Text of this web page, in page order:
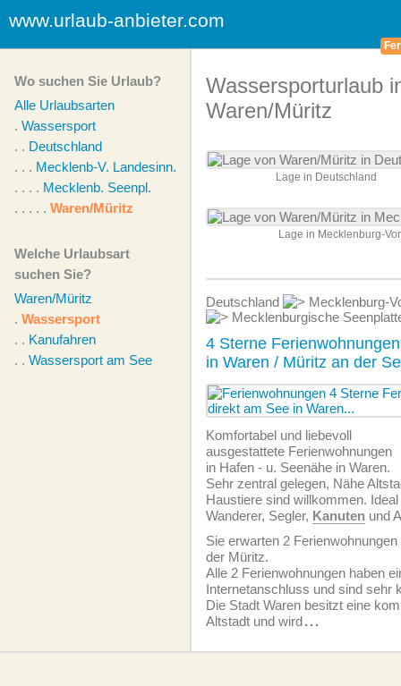
www.urlaub-anbieter.com
Wo suchen Sie Urlaub?
Alle Urlaubsarten
. Wassersport
. . Deutschland
. . . Mecklenb-V. Landesinn.
. . . . Mecklenb. Seenpl.
. . . . . Waren/Müritz
Welche Urlaubsart
suchen Sie?
Waren/Müritz
. Wassersport
. . Kanufahren
. . Wassersport am See
Wassersporturlaub
Waren/Müritz
Lage in Deutschland
Lage in Mecklenburg-
Deutschland
Mecklenburg-
Mecklenburgische
4 Sterne
in Waren / Müritz an der
Komfortabel und liebevoll
ausgestattete Ferien­wohnungen
in Hafen - u. Seenähe in Waren.
Sehr zentral gelegen, Nähe
Haustiere sind willkommen.
Wanderer, Segler, Kanuten und
Sie erwarten 2
der Müritz.
Alle 2 Ferien­wohnungen haben
Internetanschluss und sind sehr
Die Stadt Waren besitzt eine
Altstadt und wird...